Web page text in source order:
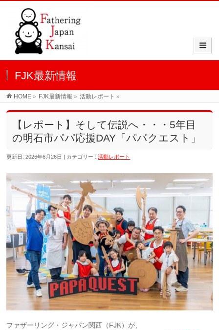
FJK最新情報
HOME » FJK最新情報 » 活動レポート »
【レポート】そして伝説へ・・・5年目
の明石市パパ応援DAY「パパクエスト」
更新日: 2026年6月26日 カテゴリー :活動レポート
ファザーリング・ジャパン関西（FJK）が、